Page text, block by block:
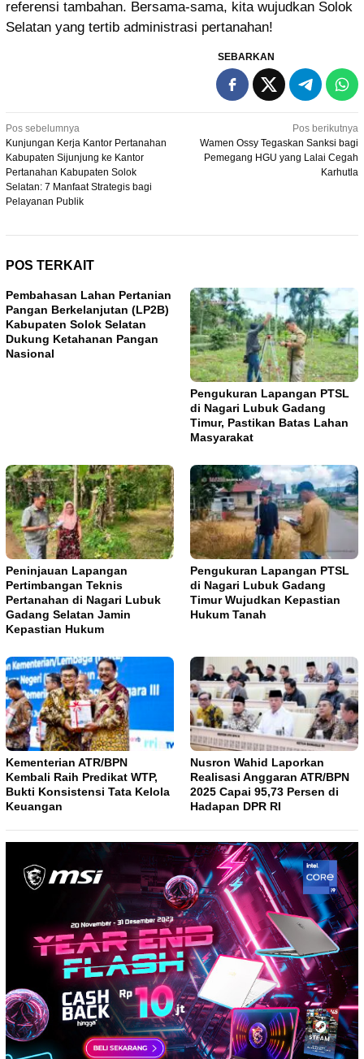
referensi tambahan. Bersama-sama, kita wujudkan Solok
Selatan yang tertib administrasi pertanahan!
SEBARKAN
Navigasi
pos
Pos sebelumnya
Kunjungan Kerja Kantor Pertanahan
Kabupaten Sijunjung ke Kantor
Pertanahan Kabupaten Solok
Selatan: 7 Manfaat Strategis bagi
Pelayanan Publik
Pos berikutnya
Wamen Ossy Tegaskan Sanksi bagi
Pemegang HGU yang Lalai Cegah
Karhutla
POS TERKAIT
Pembahasan Lahan Pertanian
Pangan Berkelanjutan (LP2B)
Kabupaten Solok Selatan
Dukung Ketahanan Pangan
Nasional
Pengukuran Lapangan PTSL
di Nagari Lubuk Gadang
Timur, Pastikan Batas Lahan
Masyarakat
Peninjauan Lapangan
Pertimbangan Teknis
Pertanahan di Nagari Lubuk
Gadang Selatan Jamin
Kepastian Hukum
Pengukuran Lapangan PTSL
di Nagari Lubuk Gadang
Timur Wujudkan Kepastian
Hukum Tanah
Kementerian ATR/BPN
Kembali Raih Predikat WTP,
Bukti Konsistensi Tata Kelola
Keuangan
Nusron Wahid Laporkan
Realisasi Anggaran ATR/BPN
2025 Capai 95,73 Persen di
Hadapan DPR RI